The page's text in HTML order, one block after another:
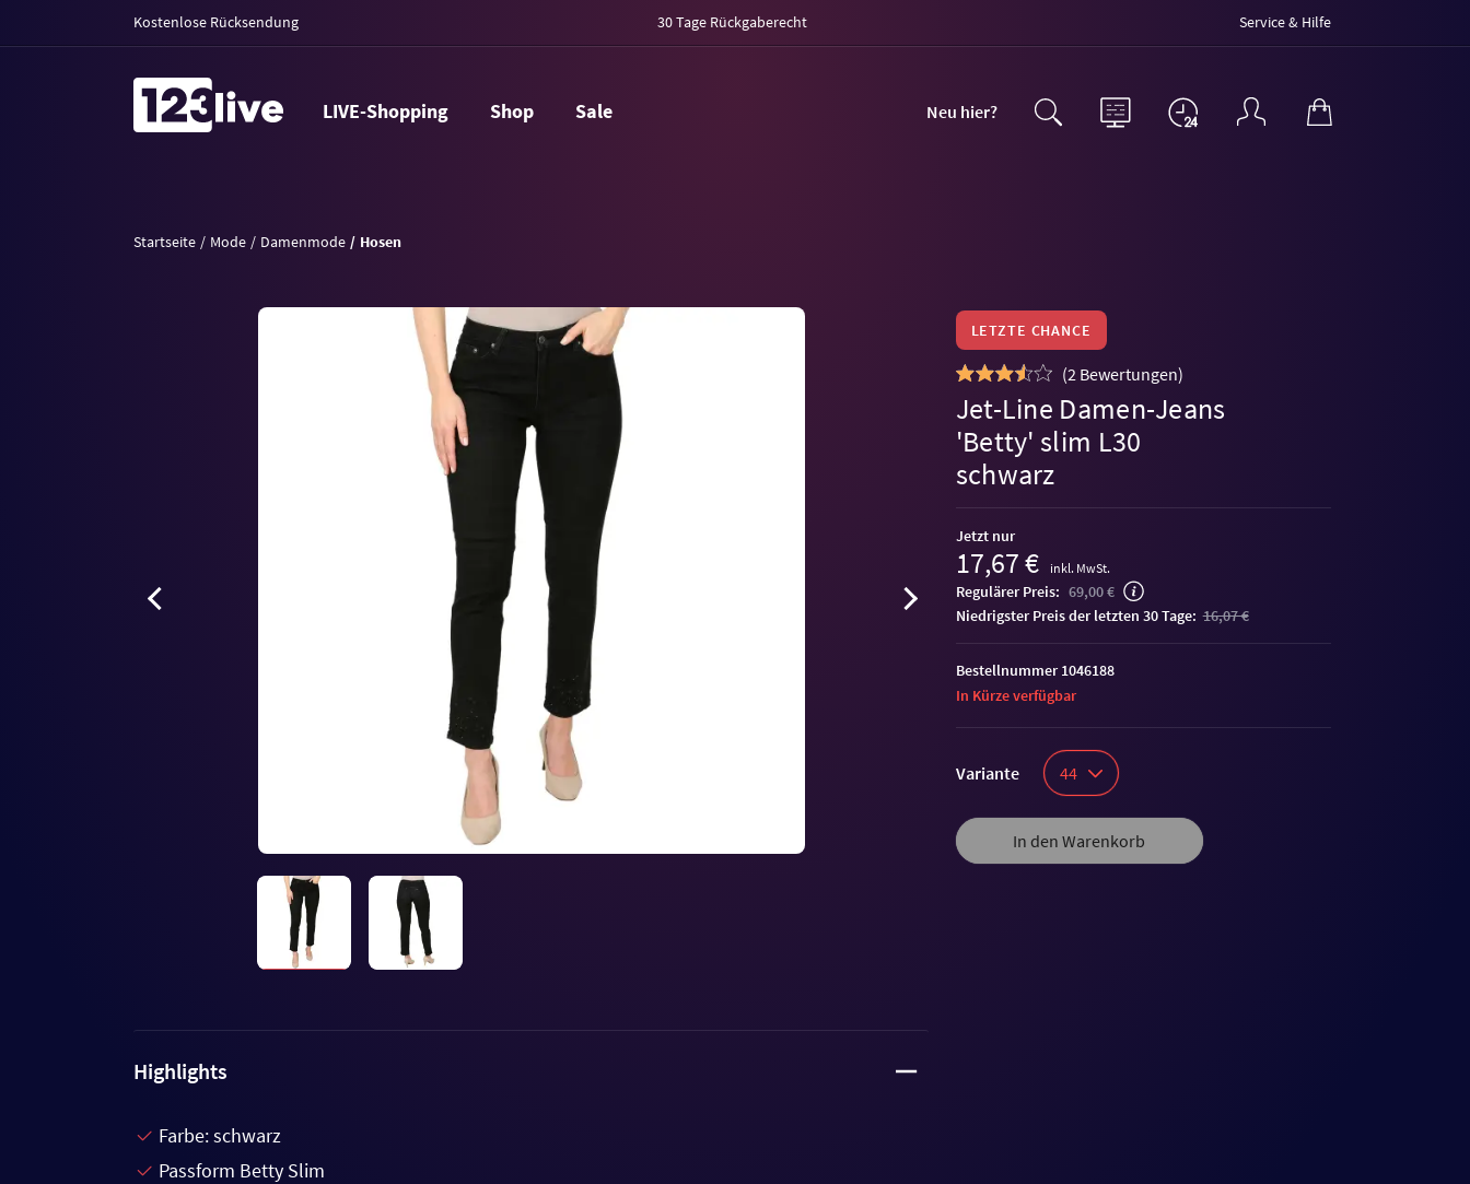
Kostenlose Rücksendung 30 Tage Rückgaberecht Service & Hilfe
LIVE-Shopping Shop Sale Neu hier?
Startseite Mode Damenmode Hosen
LETZTE CHANCE
(2 Bewertungen)
Jet-Line Damen-Jeans
'Betty' slim L30
schwarz
Jetzt nur
17,67 € inkl. MwSt.
Regulärer Preis: 69,00 €
niedrigster Preis der letzten 30 Tage: 16,07 €
Variante 44
In den Warenkorb
Bestellnummer 1046188
In Kürze verfügbar
Highlights
Farbe: schwarz
Passform Betty Slim